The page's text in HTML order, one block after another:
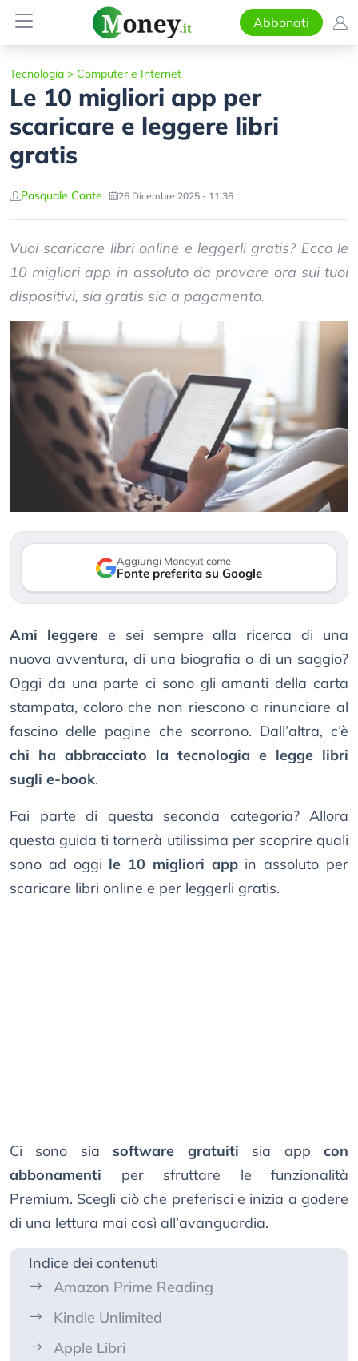
Abbonati
Tecnologia > Computer e Internet
Le 10 migliori app per
scaricare e leggere libri
gratis
Pasquale Conte 26 Dicembre 2025 - 11:36
Vuoi scaricare libri online e leggerli gratis? Ecco le
10 migliori app in assoluto da provare ora sui tuoi
dispositivi, sia gratis sia a pagamento.
Aggiungi Money.it come
Fonte preferita su Google
Ami leggeree sei sempre alla ricerca di una
nuova avventura, di una biografia o di un saggio?
Oggi da una parte ci sono gli amanti della carta
stampata, coloro che non riescono a rinunciare al
fascino delle pagine che scorrono. Dall’altra, c’è
chi ha abbracciato la tecnologia e legge libri
sugli e-book.
Fai parte di questa seconda categoria? Allora
questa guida ti tornerà utilissima per scoprire quali
sono ad oggi le 10 migliori appin assoluto per
scaricare libri online e per leggerli gratis.
Ci sono sia software gratuiti sia appcon
abbonamenti per sfruttare le funzionalità
Premium. Scegli ciò che preferisci e inizia a godere
di una lettura mai così all’avanguardia.
Indice dei contenuti
Amazon Prime Reading
Kindle Unlimited
Apple Libri